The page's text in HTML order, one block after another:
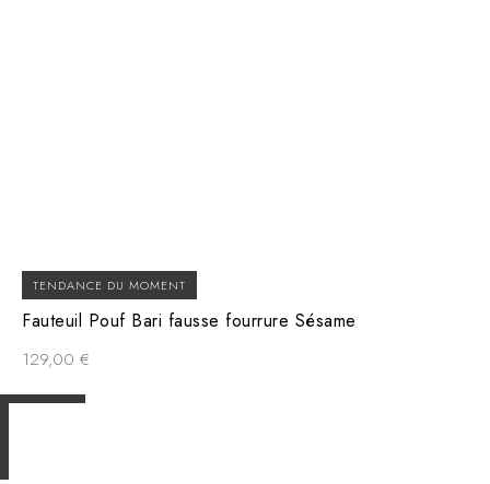
TENDANCE DU MOMENT
Fauteuil Pouf Bari fausse fourrure Sésame
129,00 €